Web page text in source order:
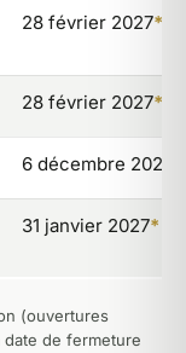
28 février 2027*
28 février 2027*
6 décembre 2026
31 janvier 2027*
(ouvertures
de fermeture